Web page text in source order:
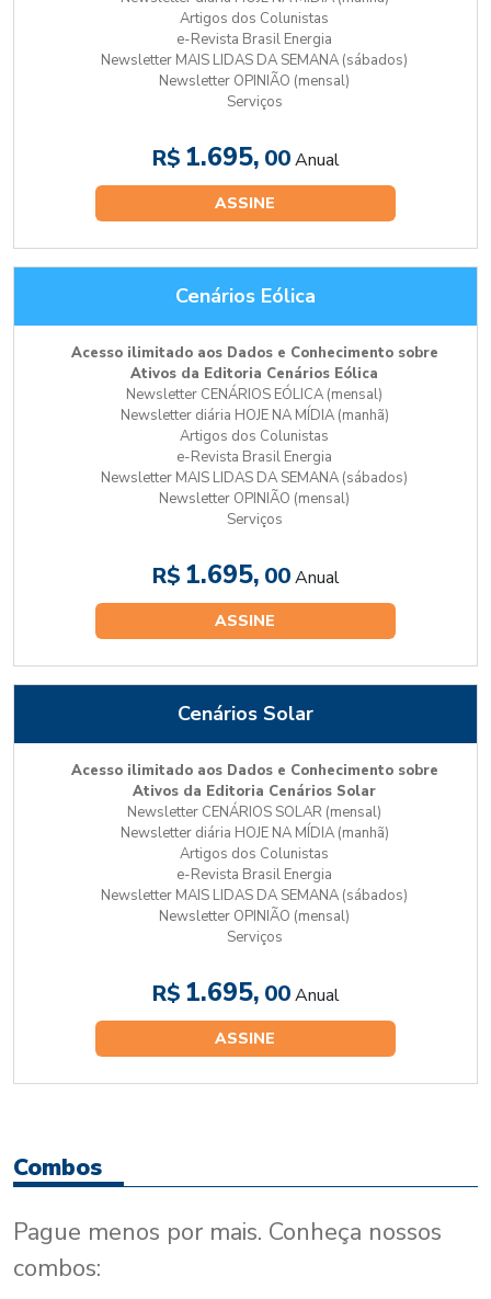
Artigos dos Colunistas
e-Revista Brasil Energia
Newsletter MAIS LIDAS DA SEMANA (sábados)
Newsletter OPINIÃO (mensal)
Serviços
R$ 1.695, 00 Anual
ASSINE
Cenários Eólica
Acesso ilimitado aos Dados e Conhecimento sobre
Ativos da Editoria Cenários Eólica
Newsletter CENÁRIOS EÓLICA (mensal)
Newsletter diária HOJE NA MÍDIA (manhã)
Artigos dos Colunistas
e-Revista Brasil Energia
Newsletter MAIS LIDAS DA SEMANA (sábados)
Newsletter OPINIÃO (mensal)
Serviços
R$ 1.695, 00 Anual
ASSINE
Cenários Solar
Acesso ilimitado aos Dados e Conhecimento sobre
Ativos da Editoria Cenários Solar
Newsletter CENÁRIOS SOLAR (mensal)
Newsletter diária HOJE NA MÍDIA (manhã)
Artigos dos Colunistas
e-Revista Brasil Energia
Newsletter MAIS LIDAS DA SEMANA (sábados)
Newsletter OPINIÃO (mensal)
Serviços
R$ 1.695, 00 Anual
ASSINE
Combos
Pague menos por mais. Conheça nossos
combos: